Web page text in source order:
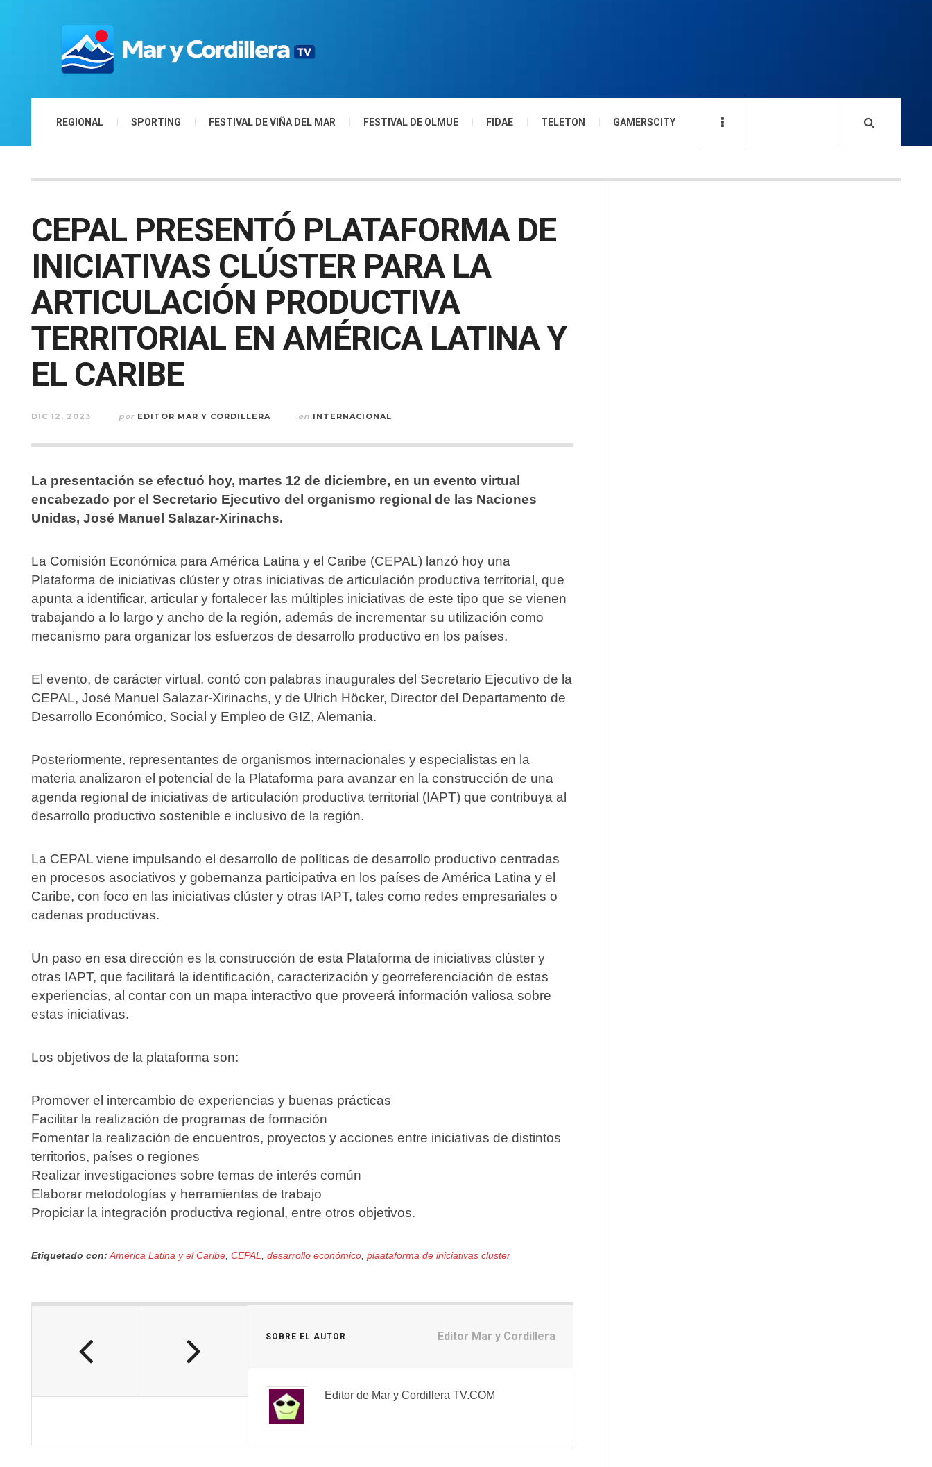
REGIONAL SPORTING FESTIVAL DE VIÑA DEL MAR FESTIVAL DE OLMUE FIDAE TELETON GAMERSCITY
CEPAL PRESENTÓ PLATAFORMA DE
INICIATIVAS CLÚSTER PARA LA
ARTICULACIÓN PRODUCTIVA
TERRITORIAL EN AMÉRICA LATINA Y
EL CARIBE
DIC 12, 2023 por EDITOR MAR Y CORDILLERA en INTERNACIONAL
La presentación se efectuó hoy, martes 12 de diciembre, en un evento virtual
encabezado por el Secretario Ejecutivo del organismo regional de las Naciones
Unidas, José Manuel Salazar-Xirinachs.
La Comisión Económica para América Latina y el Caribe (CEPAL) lanzó hoy una
Plataforma de iniciativas clúster y otras iniciativas de articulación productiva territorial, que
apunta a identificar, articular y fortalecer las múltiples iniciativas de este tipo que se vienen
trabajando a lo largo y ancho de la región, además de incrementar su utilización como
mecanismo para organizar los esfuerzos de desarrollo productivo en los países.
El evento, de carácter virtual, contó con palabras inaugurales del Secretario Ejecutivo de la
CEPAL, José Manuel Salazar-Xirinachs, y de Ulrich Höcker, Director del Departamento de
Desarrollo Económico, Social y Empleo de GIZ, Alemania.
Posteriormente, representantes de organismos internacionales y especialistas en la
materia analizaron el potencial de la Plataforma para avanzar en la construcción de una
agenda regional de iniciativas de articulación productiva territorial (IAPT) que contribuya al
desarrollo productivo sostenible e inclusivo de la región.
La CEPAL viene impulsando el desarrollo de políticas de desarrollo productivo centradas
en procesos asociativos y gobernanza participativa en los países de América Latina y el
Caribe, con foco en las iniciativas clúster y otras IAPT, tales como redes empresariales o
cadenas productivas.
Un paso en esa dirección es la construcción de esta Plataforma de iniciativas clúster y
otras IAPT, que facilitará la identificación, caracterización y georreferenciación de estas
experiencias, al contar con un mapa interactivo que proveerá información valiosa sobre
estas iniciativas.
Los objetivos de la plataforma son:
Promover el intercambio de experiencias y buenas prácticas
Facilitar la realización de programas de formación
Fomentar la realización de encuentros, proyectos y acciones entre iniciativas de distintos
territorios, países o regiones
Realizar investigaciones sobre temas de interés común
Elaborar metodologías y herramientas de trabajo
Propiciar la integración productiva regional, entre otros objetivos.
Etiquetado con: América Latina y el Caribe, CEPAL, desarrollo económico, plaataforma de iniciativas cluster
SOBRE EL AUTOR Editor Mar y Cordillera
Editor de Mar y Cordillera TV.COM